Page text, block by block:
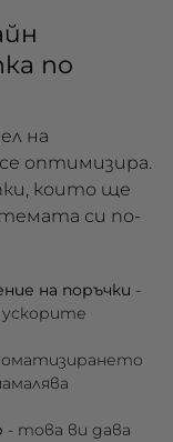
по
на
оптимизира.
които ще
си по-
на поръчки -
- това ви дава